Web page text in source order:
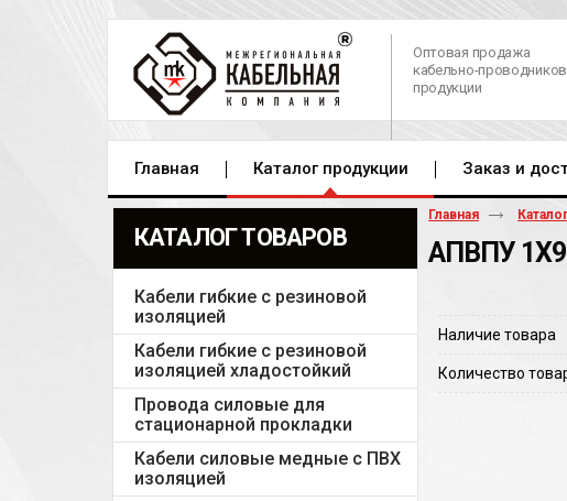
Оптовая продажа
кабельно-
продукции
Главная Каталог продукции Заказ и
КАТАЛОГ ТОВАРОВ
Кабели гибкие с резиновой
изоляцией
Кабели гибкие с резиновой
изоляцией хладостойкий
Провода силовые для
стационарной прокладки
Кабели силовые медные с ПВХ
изоляцией
Главная
АПВПУ
Наличие товара
Количество